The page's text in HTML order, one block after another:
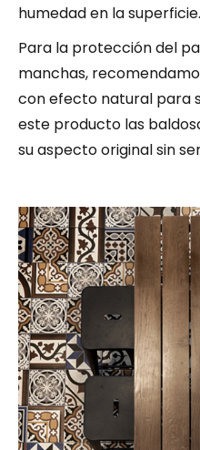
humedad en la superficie.
Para la protección del
manchas,
con efecto natural para
este producto las
su aspecto original sin